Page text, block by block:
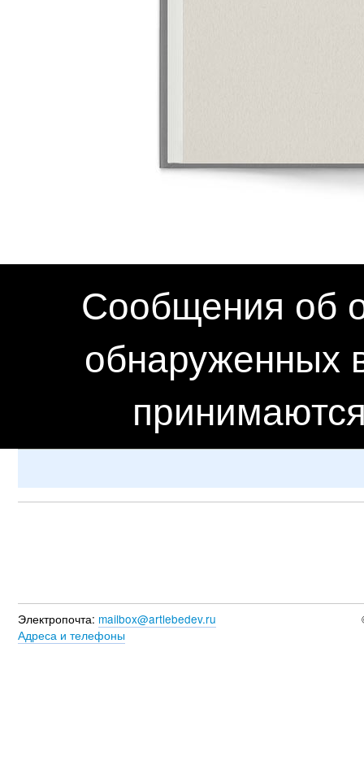
Сообщения об
обнаруженных
Электропочта: mailbox@artlebedev.ru
Адреса и телефоны